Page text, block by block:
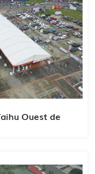
Ouest de